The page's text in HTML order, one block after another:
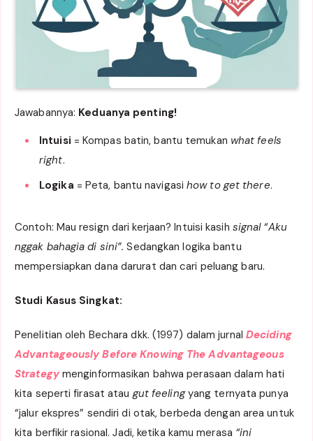
Jawabannya: Keduanya penting!
Intuisi = Kompas batin, bantu temukan what feels
right.
Logika = Peta, bantu navigasihow to get there.
Contoh: Mau resign dari kerjaan? Intuisi kasih signal “Aku
nggak bahagia di sini”.Sedangkan logika bantu
mempersiapkan dana darurat dan cari peluang baru.
Studi Kasus Singkat:
Penelitian oleh Bechara dkk. (1997) dalam jurnal Deciding
Advantageously Before Knowing The Advantageous
Strategy menginformasikan bahwa perasaan dalam hati
kita seperti firasat ataugut feelingyang ternyata punya
“jalur ekspres” sendiri di otak, berbeda dengan area untuk
kita berfikir rasional. Jadi, ketika kamu merasa “ini